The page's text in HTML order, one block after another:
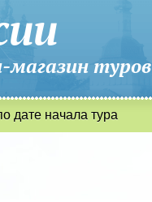
туров
дате начала тура